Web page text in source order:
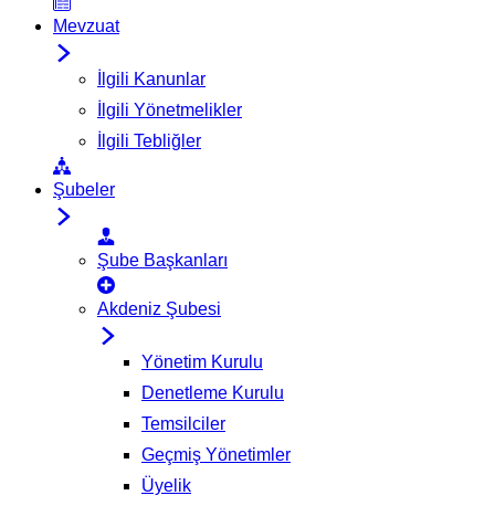
Mevzuat
İlgili Kanunlar
İlgili Yönetmelikler
İlgili Tebliğler
Şubeler
Şube Başkanları
Akdeniz Şubesi
Yönetim Kurulu
Denetleme Kurulu
Temsilciler
Geçmiş Yönetimler
Üyelik